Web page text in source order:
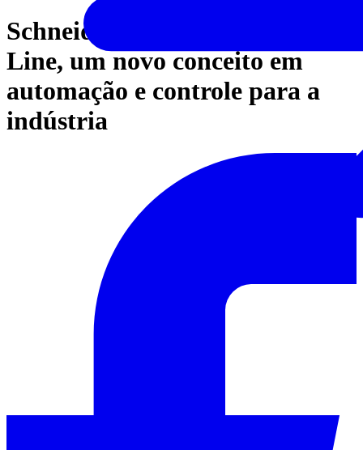
Schneider Electric lança Easy
Line, um novo conceito em
automação e controle para a
indústria